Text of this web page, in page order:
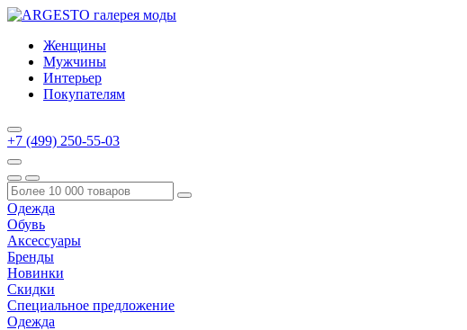
Женщины
Мужчины
Интерьер
Покупателям
+7 (499) 250-55-03
Одежда
Обувь
Аксессуары
Бренды
Новинки
Скидки
Специальное предложение
Одежда